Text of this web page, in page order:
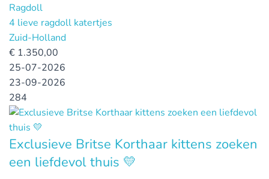
Ragdoll
4 lieve ragdoll katertjes
Zuid-Holland
€ 1.350,00
25-07-2026
23-09-2026
284
Exclusieve Britse Korthaar kittens zoeken
een liefdevol thuis 💛